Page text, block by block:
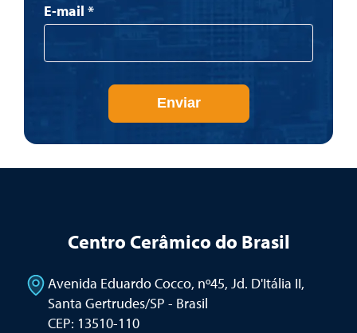
E-mail *
Enviar
Centro Cerâmico do Brasil
Avenida Eduardo Cocco, nº45, Jd. D'Itália II,
Santa Gertrudes/SP - Brasil
CEP: 13510-110